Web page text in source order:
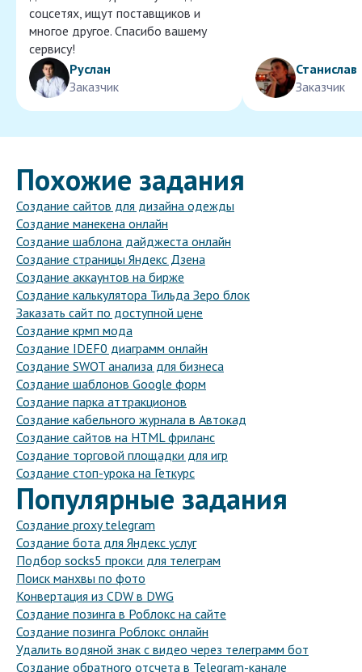
соцсетях, ищут поставщиков и
многое другое. Спасибо вашему
сервису!
Руслан
Заказчик
Станислав
Заказчик
Похожие задания
Создание сайтов для дизайна одежды
Создание манекена онлайн
Создание шаблона дайджеста онлайн
Создание страницы Яндекс Дзена
Создание аккаунтов на бирже
Создание калькулятора Тильда Зеро блок
Заказать сайт по доступной цене
Создание крмп мода
Создание IDEF0 диаграмм онлайн
Создание SWOT анализа для бизнеса
Создание шаблонов Google форм
Создание парка аттракционов
Создание кабельного журнала в Автокад
Создание сайтов на HTML фриланс
Создание торговой площадки для игр
Создание стоп-урока на Геткурс
Популярные задания
Создание proxy telegram
Создание бота для Яндекс услуг
Подбор socks5 прокси для телеграм
Поиск манхвы по фото
Конвертация из CDW в DWG
Создание позинга в Роблокс на сайте
Создание позинга Роблокс онлайн
Удалить водяной знак с видео через телеграмм бот
Создание обратного отсчета в Telegram-канале